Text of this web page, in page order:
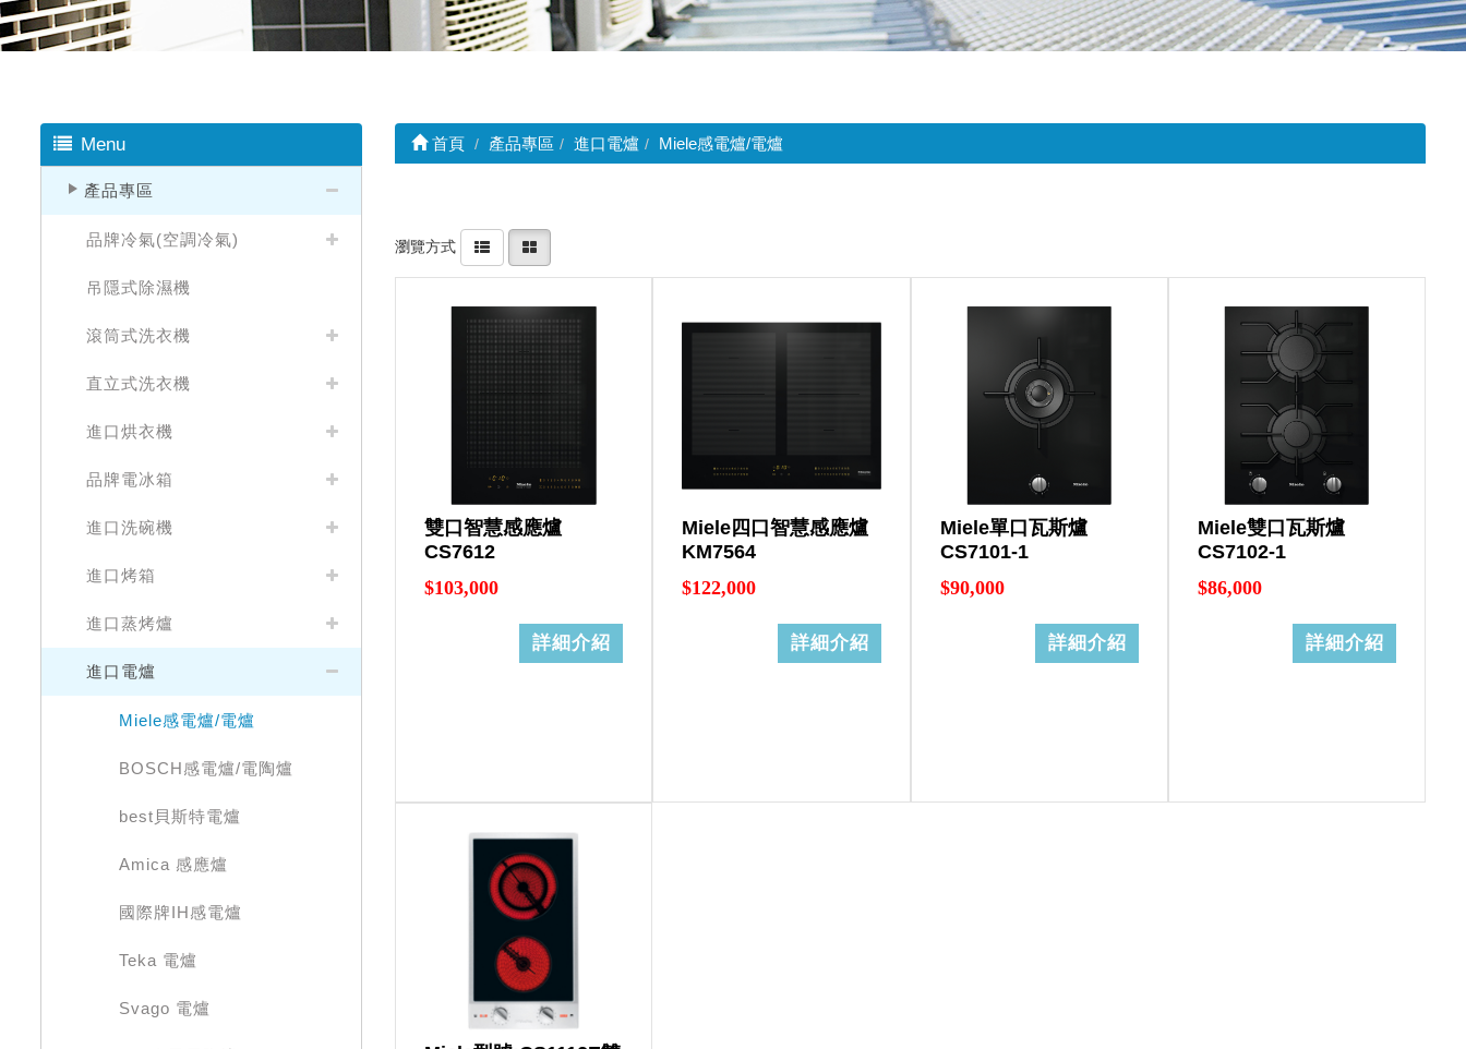
Menu
產品專區
品牌冷氣(空調冷氣)
吊隱式除濕機
滾筒式洗衣機
直立式洗衣機
進口烘衣機
品牌電冰箱
進口洗碗機
進口烤箱
進口蒸烤爐
進口電爐
Miele感電爐/電爐
BOSCH感電爐/電陶爐
best貝斯特電爐
Amica 感應爐
國際牌IH感電爐
Teka 電爐
Svago 電爐
首頁 產品專區 進口電爐 Miele感電爐/電爐
瀏覽方式
雙口智慧感應爐
CS7612
$103,000
詳細介紹
Miele四口智慧感應爐
KM7564
$122,000
詳細介紹
Miele單口瓦斯爐
CS7101-1
$90,000
詳細介紹
Miele雙口瓦斯爐
CS7102-1
$86,000
詳細介紹